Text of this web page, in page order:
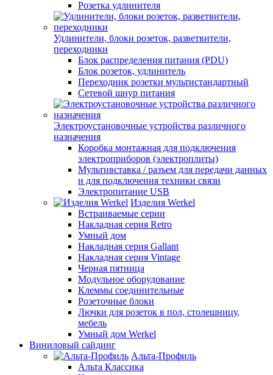
Розетка удлинителя
Удлинители, блоки розеток, разветвители,
переходники
Блок распределения питания (PDU)
Блок розеток, удлинитель
Переходник розетки мультистандартный
Сетевой шнур питания
Электроустановочные устройства различного
назначения
Коробка монтажная для подключения
электроприборов (электроплиты)
Мультивставка / разъем для передачи данных
и для подключения техники связи
Электропитание USB
Изделия Werkel
Встраиваемые серии
Накладная серия Retro
Умный дом
Накладная серия Gallant
Накладная серия Vintage
Черная пятница
Модульное оборудование
Клеммы соединительные
Розеточные блоки
Лючки для розеток в пол, столешницу,
мебель
Умный дом Werkel
Виниловый сайдинг
Альта-Профиль
Альта Классика